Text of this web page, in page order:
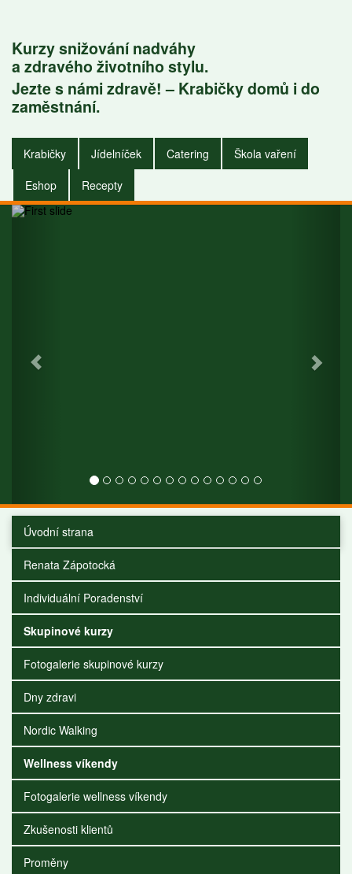
Kurzy snižování nadváhy
a zdravého životního stylu.
Jezte s námi zdravě! – Krabičky domů i do
zaměstnání.
Krabičky Jídelníček Catering
Škola vaření
Eshop
Recepty
Krabičky do
zaměstnání i do
domu.
Úvodní strana
Renata Zápotocká
Individuální Poradenství
Skupinové kurzy
Fotogalerie skupinové kurzy
Dny zdravi
Nordic Walking
Wellness víkendy
Fotogalerie wellness víkendy
Zkušenosti klientů
Proměny